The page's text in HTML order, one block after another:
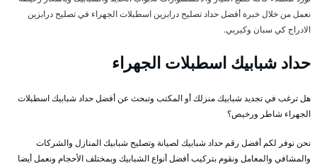
نعمل من خلال خبرة أفضل حداد تصليح درابزين اسطبلات الجهراء في تصليح درابزين
الادراج كي سبان وكيربي.
حداد شبابيك اسطبلات الجهراء
هل ترغب في تجديد شبابيك منزلك أو المكتب وتبحث عن أفضل حداد شبابيك اسطبلات
الجهراء شاطر ورخيص؟
نحن نوفر لكم أفضل رقم حداد شبابيك لصيانة وتصليح شبابيك المنازل والشركات
والمشافي والمعامل ونقوم بتركيب أفضل أنواع الشبابيك وبمختلف الأحجام ونعمل أيضا